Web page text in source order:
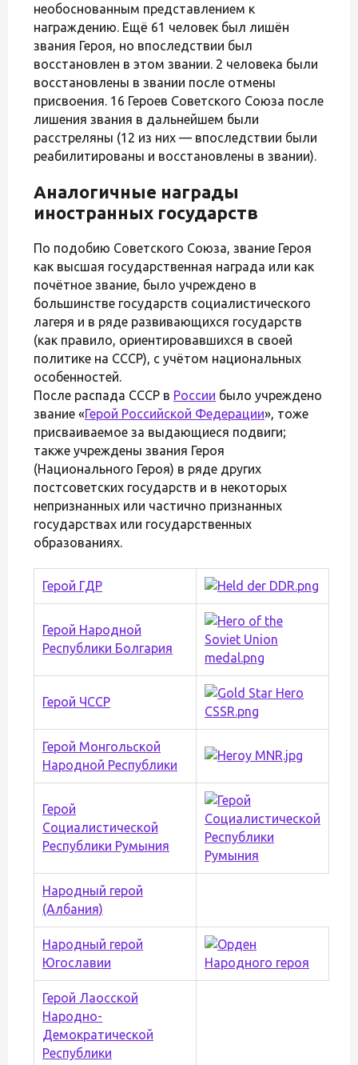
необоснованным представлением к
награждению. Ещё 61 человек был лишён
звания Героя, но впоследствии был
восстановлен в этом звании. 2 человека были
восстановлены в звании после отмены
присвоения. 16 Героев Советского Союза после
лишения звания в дальнейшем были
расстреляны (12 из них — впоследствии были
реабилитированы и восстановлены в звании).
Аналогичные награды
иностранных государств
По подобию Советского Союза, звание Героя
как высшая государственная награда или как
почётное звание, было учреждено в
большинстве государств социалистического
лагеря и в ряде развивающихся государств
(как правило, ориентировавшихся в своей
политике на СССР), с учётом национальных
особенностей.
После распада СССР в России было учреждено
звание «Герой Российской Федерации», тоже
присваиваемое за выдающиеся подвиги;
также учреждены звания Героя
(Национального Героя) в ряде других
постсоветских государств и в некоторых
непризнанных или частично признанных
государствах или государственных
образованиях.
Герой ГДР
Герой Народной
Республики Болгария
Герой ЧССР
Герой Монгольской
Народной Республики
Герой
Социалистической
Республики Румыния
Народный герой
(Албания)
Народный герой
Югославии
Герой Лаосской
Народно-
Демократической
Республики